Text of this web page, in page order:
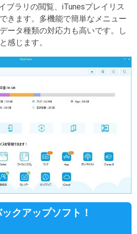
ブラリの閲覧、iTunesプレイリス
きます。多機能で簡単なメニュー
ータ種類の対応力も高いです。し
感じます。
クアップソフト！